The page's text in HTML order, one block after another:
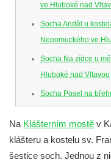
ve Hluboké nad
Socha Anděl u
Nepomuckého ve
Socha Na zídce u
Hluboké nad Vltavou
Socha Posel na
ve Hluboké nad
Socha Ledviny mezi
Munickým rybníkem
Vltavou
Na Klášterním mostě v
klášteru a kostelu sv.
šestice soch. Jednou z